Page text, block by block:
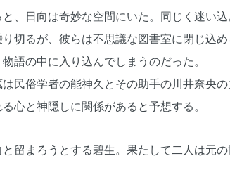
、日向は奇妙な空間にいた。同じく迷い
切るが、彼らは不思議な図書室に閉じ込
語の中に入り込んでしまうのだった。
民俗学者の能神久とその助手の川井奈央
心と神隠しに関係があると予想する。
留まろうとする碧生。果たして二人は元